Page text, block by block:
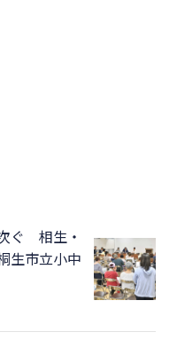
ぐ 相生・
生市立小中